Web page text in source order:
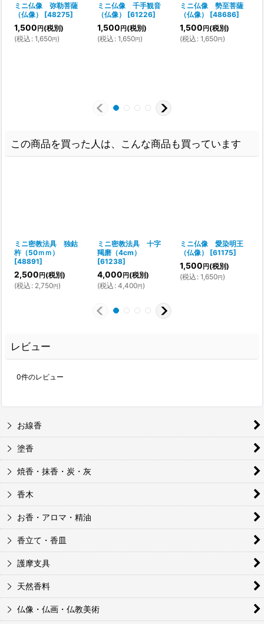
ミニ仏像 弥勒菩薩
（仏像）
[48275]
1,500 円 (税別)
(税込 : 1,650円)
ミニ仏像 千手観音
（仏像）
[61226]
1,500 円(税別)
(税込 : 1,650円)
ミニ仏像 勢至菩薩
（仏像）
[48686]
1,500 円 (税別)
(税込 : 1,650円)
この商品を買った人は、こんな商品も買っています
ミニ密教法具 独鈷
杵（50ｍｍ）
[48891]
2,500 円 (税別)
(税込 : 2,750円)
ミニ密教法具 十字
羯磨（4cm）
[61238]
4,000 円(税別)
(税込 : 4,400円)
ミニ仏像 愛染明王
（仏像）
[61175]
1,500 円 (税別)
(税込 : 1,650円)
レビュー
0件のレビュー
お線香
塗香
焼香・抹香・炭・灰
香木
お香・アロマ・精油
香立て・香皿
護摩支具
天然香料
仏像・仏画・仏教美術